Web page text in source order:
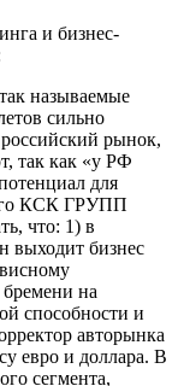
и бизнес-
называемые
сильно
рынок,
так как «у РФ
для
КСК ГРУПП
что: 1) в
выходит бизнес
на
способности и
авторынка
евро и доллара. В
сегмента,